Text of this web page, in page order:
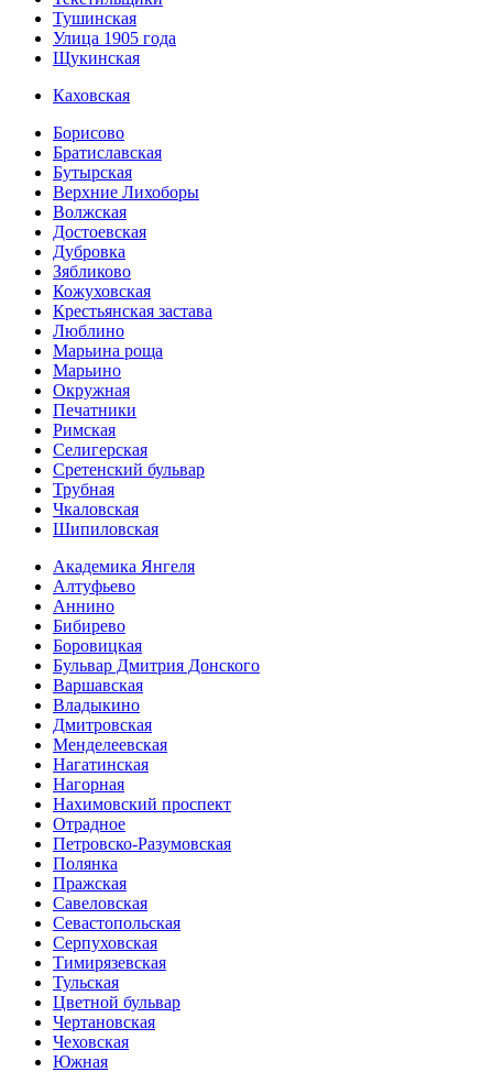
Тушинская
Улица 1905 года
Щукинская
Каховская
Борисово
Братиславская
Бутырская
Верхние Лихоборы
Волжская
Достоевская
Дубровка
Зябликово
Кожуховская
Крестьянская застава
Люблино
Марьина роща
Марьино
Окружная
Печатники
Римская
Селигерская
Сретенский бульвар
Трубная
Чкаловская
Шипиловская
Академика Янгеля
Алтуфьево
Аннино
Бибирево
Боровицкая
Бульвар Дмитрия Донского
Варшавская
Владыкино
Дмитровская
Менделеевская
Нагатинская
Нагорная
Нахимовский проспект
Отрадное
Петровско-Разумовская
Полянка
Пражская
Савеловская
Севасто­польская
Серпуховская
Тимирязевская
Тульская
Цветной бульвар
Чертановская
Чеховская
Южная